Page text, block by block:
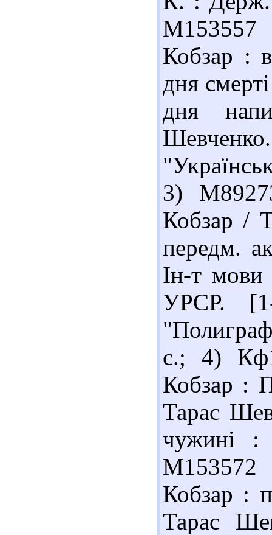
Кобзар :
дня
дня
3)
Кобзар /
передм.
Ін-т
УРСР.
с.; 4)
Кобзар :
Тарас
чужині
Кобзар :
Тарас